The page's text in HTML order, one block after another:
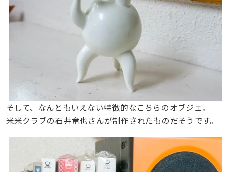
そして、なんともいえない特徴的なこちらのオブジェ。
米米クラブの石井竜也さんが制作されたものだそうです。